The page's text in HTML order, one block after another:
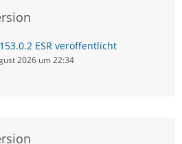
ESR veröffentlicht
2026 um 22:34